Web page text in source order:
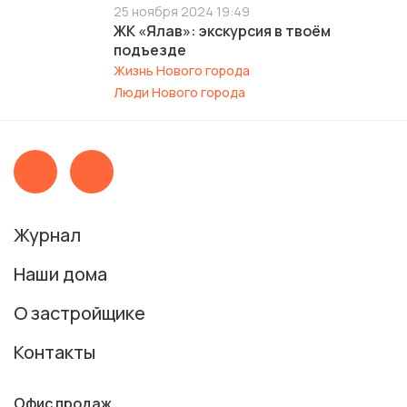
25 ноября 2024 19:49
ЖК «Ялав»: экскурсия в твоём
подъезде
Жизнь Нового города
Люди Нового города
Журнал
Наши дома
О застройщике
Контакты